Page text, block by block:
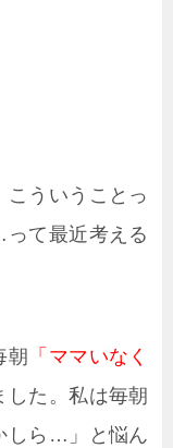
ういうことっ
て最近考える
朝 「ママいなく
した。私は毎朝
しら…」と悩ん